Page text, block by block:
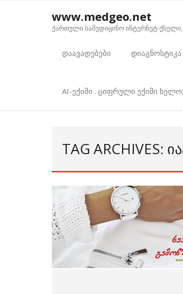
www.medgeo.net
ქართული სამედიცინო ინტერნეტ-
დაავადებები დიაგნოსტიკა
AI-ექიმი . ციფრული ექიმი
TAG ARCHIVES: